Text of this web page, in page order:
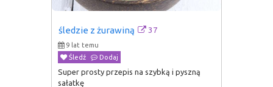
śledzie z żurawiną 37
9 lat temu
Śledź
Dodaj
Super prosty przepis na szybką i pyszną
sałatkę